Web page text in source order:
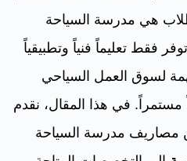
هي مدرسة السياحة
فقط تعليماً فنياً وتطبيقياً
لسوق العمل السياحي
في هذا المقال، نقدم
مصاريف مدرسة السياحة